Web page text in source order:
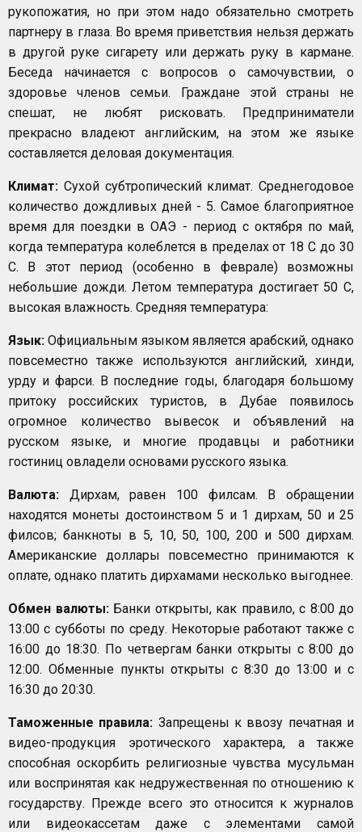
рукопожатия, но при этом надо обязательно смотреть
партнеру в глаза. Во время приветствия нельзя держать
в другой руке сигарету или держать руку в кармане.
Беседа начинается с вопросов о самочувствии, о
здоровье членов семьи. Граждане этой страны не
спешат, не любят рисковать. Предприниматели
прекрасно владеют английским, на этом же языке
составляется деловая документация.
Климат: Сухой субтропический климат. Среднегодовое
количество дождливых дней - 5. Самое благоприятное
время для поездки в ОАЭ - период с октября по май,
когда температура колеблется в пределах от 18 С до 30
C. В этот период (особенно в феврале) возможны
небольшие дожди. Летом температура достигает 50 С,
высокая влажность. Средняя температура:
Язык:Официальным языком является арабский, однако
повсеместно также используются английский, хинди,
урду и фарси. В последние годы, благодаря большому
притоку российских туристов, в Дубае появилось
огромное количество вывесок и объявлений на
русском языке, и многие продавцы и работники
гостиниц овладели основами русского языка.
Валюта: Дирхам, равен 100 филсам. В обращении
находятся монеты достоинством 5 и 1 дирхам, 50 и 25
филсов; банкноты в 5, 10, 50, 100, 200 и 500 дирхам.
Американские доллары повсеместно принимаются к
оплате, однако платить дирхамами несколько выгоднее.
Обмен валюты: Банки открыты, как правило, с 8:00 до
13:00 с субботы по среду. Некоторые работают также с
16:00 до 18:30. По четвергам банки открыты с 8:00 до
12:00. Обменные пункты открыты с 8:30 до 13:00 и с
16:30 до 20:30.
Таможенные правила: Запрещены к ввозу печатная и
видео-продукция эротического характера, а также
способная оскорбить религиозные чувства мусульман
или воспринятая как недружественная по отношению к
государству. Прежде всего это относится к журналов
или видеокассетам даже с элементами самой